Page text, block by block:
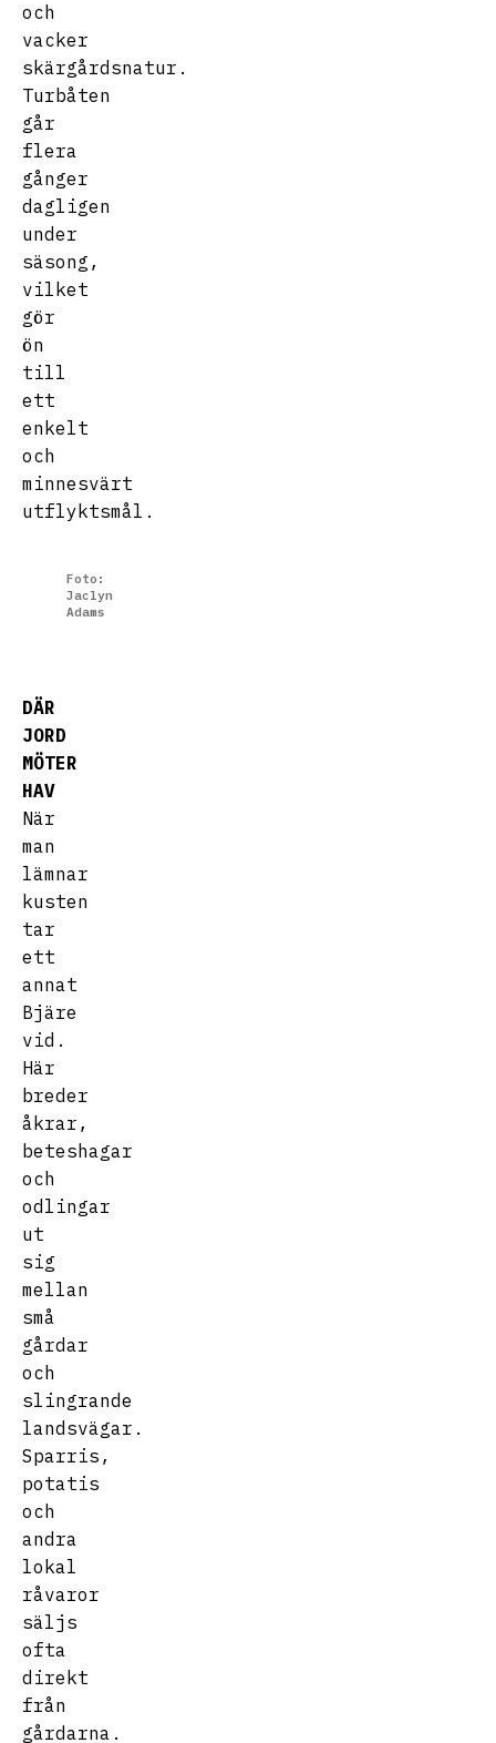
och
vacker
skärgårdsnatur.
Turbåten
går
flera
gånger
dagligen
under
säsong,
vilket
gör
ön
till
ett
enkelt
och
minnesvärt
utflyktsmål.
Foto:
Jaclyn
Adams
DÄR
JORD
MÖTER
HAV
När
man
lämnar
kusten
tar
ett
annat
Bjäre
vid.
Här
breder
åkrar,
beteshagar
och
odlingar
ut
sig
mellan
små
gårdar
och
slingrande
landsvägar.
Sparris,
potatis
och
andra
lokal
råvaror
säljs
ofta
direkt
från
gårdarna.